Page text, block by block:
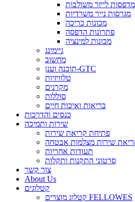
מגרסות נייר משרדיות
מכונות כריכה
פתרונות הדפסה
מכונות למינציה
גיימינג
מחשוב
תוכנה וענן-GTC
טלוויזיות
מקרנים
סוללות
בריאות ואיכות חיים
כנסים והדרכות
שירות ותמיכה
פתיחת קריאת שירות
תעודות אחריות
סרטוני התקנות ותקלות
צור קשר
About Us
קטלוגים
קטלוג מוצרים FELLOWES